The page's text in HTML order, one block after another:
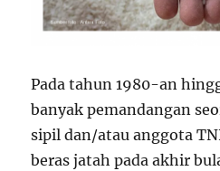
Pada tahun 1980-an
banyak pemandangan
sipil dan/atau anggota
beras jatah pada akhir